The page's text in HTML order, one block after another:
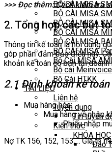
BỘ CÀI MISA
BỘ CÀI MISA
BỘ CÀI MISA
BỘ CÀI MISA
BỘ CÀI MISA
BỘ CÀI MISA
Bộ Cài MISA
Bộ cài
Bộ Cài HTKK
TÀI LIỆU
Liên hệ
Tuyển dụng
Tin tuyển
Kiến thức
KHÓA HỌC
Đào
>>> Đọc thêm: Cách kiểm tra
2. Tổng hợp các bút
Thông tin kế toán là nội dung
góp phần đảm bảo điều này.
khoản kế toán cơ bản tại doanh
2.1 Định khoản kế
Mua hàng hóa:
Mua hàng về nhập
Phiếu nhập
Nợ TK 156, 152, 153,… Giá trị